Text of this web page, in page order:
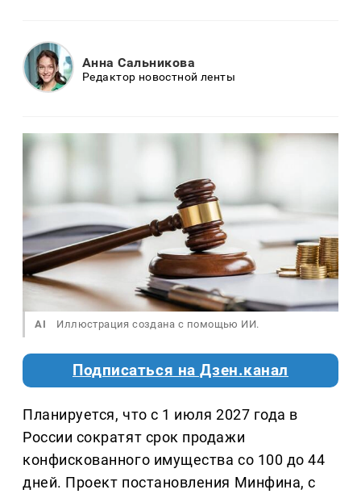
Анна Сальникова
Редактор новостной ленты
AI Иллюстрация создана с помощью ИИ.
Подписаться на Дзен.канал
Планируется, что с 1 июля 2027 года в
России сократят срок продажи
конфискованного имущества со 100 до 44
дней. Проект постановления Минфина, с